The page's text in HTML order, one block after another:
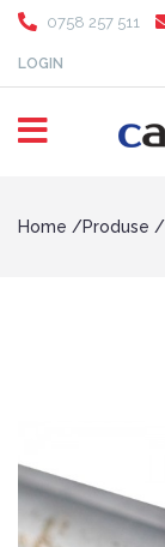
0758 257 511
LOGIN
Home Produse